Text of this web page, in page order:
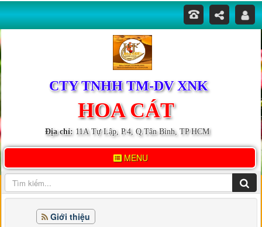
CTY TNHH TM-DV XNK
HOA CÁT
Địa chỉ: 11A Tự Lập, P.4, Q.Tân Bình, TP HCM
MENU
Giới thiệu